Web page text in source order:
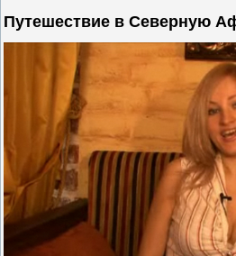
Путешествие в Северную